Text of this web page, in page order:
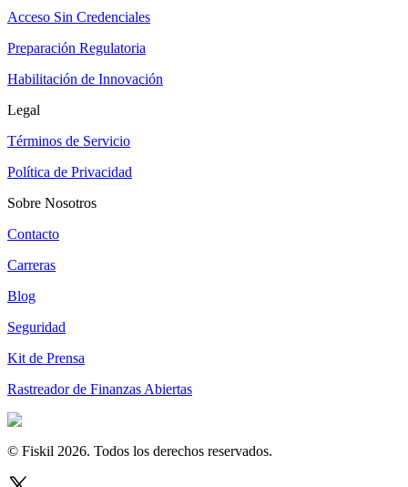
Acceso Sin Credenciales
Preparación Regulatoria
Habilitación de Innovación
Legal
Términos de Servicio
Política de Privacidad
Sobre Nosotros
Contacto
Carreras
Blog
Seguridad
Kit de Prensa
Rastreador de Finanzas Abiertas
© Fiskil 2026. Todos los derechos reservados.